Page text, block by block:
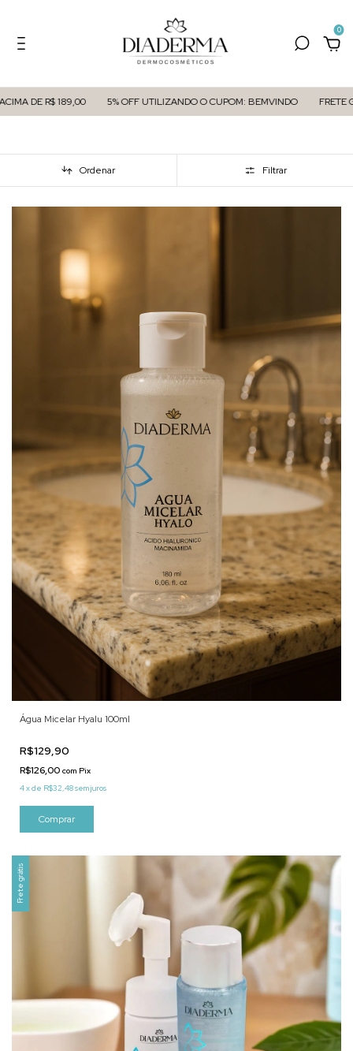
0
DE R$ 189,00 5% OFF UTILIZANDO O CUPOM: BEMVINDO FRETE
Ordenar Filtrar
Água Micelar Hyalu 100ml
R$129,90
R$126,00 com Pix
4xde R$32,48sem juros
Frete grátis